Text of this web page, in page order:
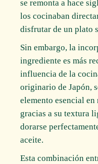
se remonta a hace
los cocinaban
disfrutar de un plato
Sin embargo, la
ingrediente es más
influencia de la
originario de Japón,
elemento esencial en
gracias a su textura
dorarse
aceite.
Esta combinación